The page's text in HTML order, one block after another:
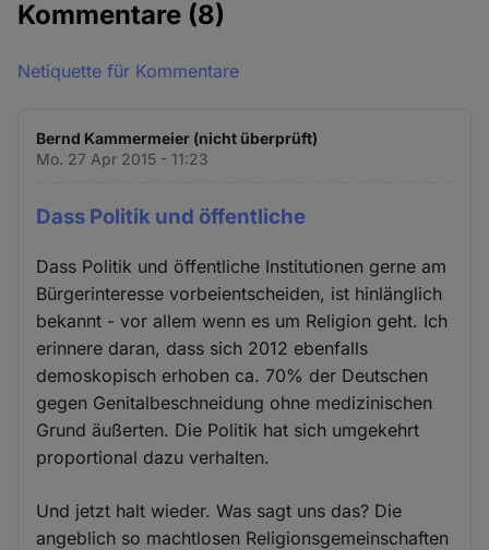
Kommentare (8)
Netiquette für Kommentare
Bernd Kammermeier (nicht überprüft)
Mo. 27 Apr 2015 - 11:23
Dass Politik und öffentliche
Dass Politik und öffentliche Institutionen gerne am
Bürgerinteresse vorbeientscheiden, ist hinlänglich
bekannt - vor allem wenn es um Religion geht. Ich
erinnere daran, dass sich 2012 ebenfalls
demoskopisch erhoben ca. 70% der Deutschen
gegen Genitalbeschneidung ohne medizinischen
Grund äußerten. Die Politik hat sich umgekehrt
proportional dazu verhalten.
Und jetzt halt wieder. Was sagt uns das? Die
angeblich so machtlosen Religionsgemeinschaften